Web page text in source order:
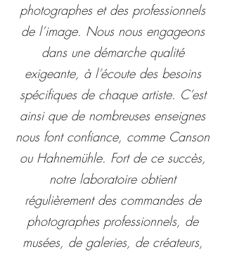
prolongat
ion
jusqu'au
31
Juillet2
026.
E44H3T
photographes et des professionnels
de l’image. Nous nous engageons
dans une démarche qualité
exigeante, à l’écoute des besoins
spécifiques de chaque artiste. C’est
ainsi que de nombreuses enseignes
nous font confiance, comme Canson
ou Hahnemühle. Fort de ce succès,
notre laboratoire obtient
régulièrement des commandes de
photographes professionnels, de
musées, de galeries, de créateurs,